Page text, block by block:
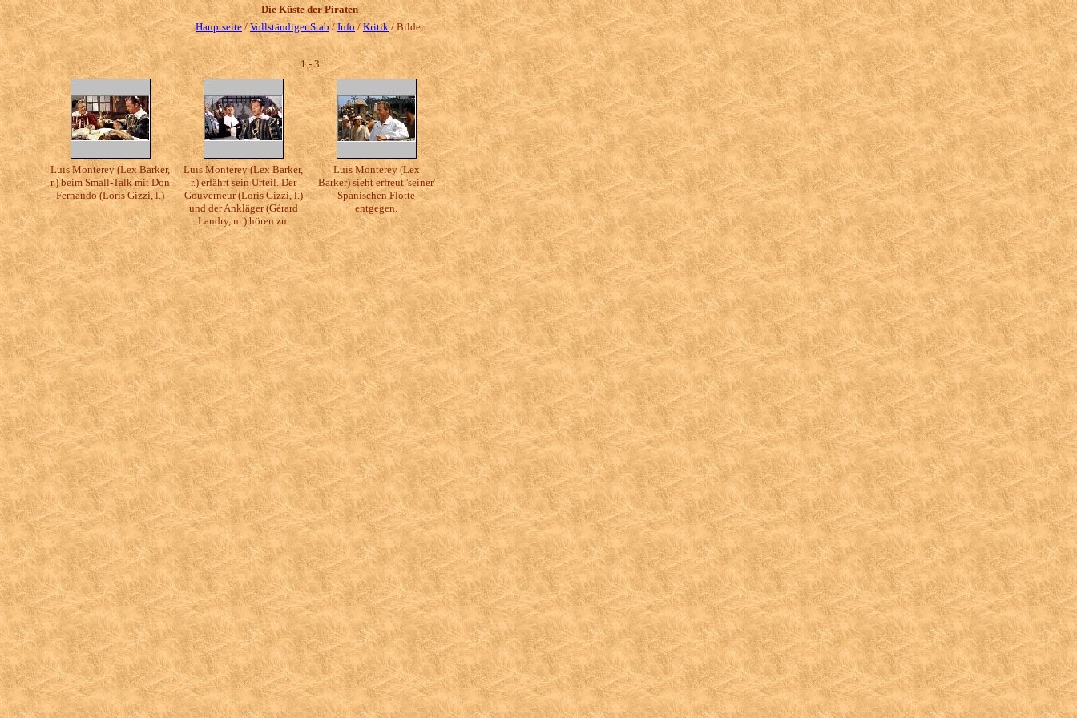
Die Küste der Piraten
Hauptseite/Vollständiger Stab/ Info/Kritik/ Bilder
1 - 3
Luis Monterey (Lex Barker,
r.) beim Small-Talk mit Don
Fernando (Loris Gizzi, l.)
Luis Monterey (Lex Barker,
r.) erfährt sein Urteil. Der
Gouverneur (Loris Gizzi, l.)
und der Ankläger (Gérard
Landry, m.) hören zu.
Luis Monterey (Lex
Barker) sieht erfreut 'seiner'
Spanischen Flotte
entgegen.